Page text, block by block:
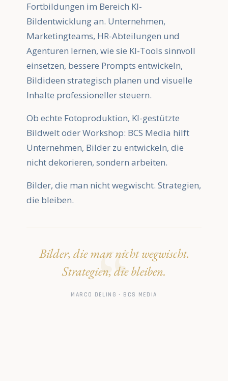
Fortbildungen im Bereich KI-
Bildentwicklung an. Unternehmen,
Marketingteams, HR-Abteilungen und
Agenturen lernen, wie sie KI-Tools sinnvoll
einsetzen, bessere Prompts entwickeln,
Bildideen strategisch planen und visuelle
Inhalte professioneller steuern.
Ob echte Fotoproduktion, KI-gestützte
Bildwelt oder Workshop: BCS Media hilft
Unternehmen, Bilder zu entwickeln, die
nicht dekorieren, sondern arbeiten.
Bilder, die man nicht wegwischt. Strategien,
die bleiben.
Bilder, die man nicht wegwischt.
Strategien, die bleiben.
MARCO DELING · BCS MEDIA